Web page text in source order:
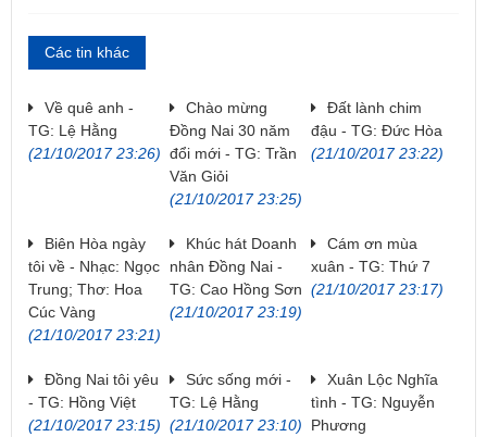
Các tin khác
Về quê anh -
TG: Lệ Hằng
(21/10/2017 23:26)
Chào mừng
Đồng Nai 30 năm
đổi mới - TG: Trần
Văn Giỏi
(21/10/2017 23:25)
Đất lành chim
đậu - TG: Đức Hòa
(21/10/2017 23:22)
Biên Hòa ngày
tôi về - Nhạc: Ngọc
Trung; Thơ: Hoa
Cúc Vàng
(21/10/2017 23:21)
Khúc hát Doanh
nhân Đồng Nai -
TG: Cao Hồng Sơn
(21/10/2017 23:19)
Cám ơn mùa
xuân - TG: Thứ 7
(21/10/2017 23:17)
Đồng Nai tôi yêu
- TG: Hồng Việt
(21/10/2017 23:15)
Sức sống mới -
TG: Lệ Hằng
(21/10/2017 23:10)
Xuân Lộc Nghĩa
tình - TG: Nguyễn
Phương